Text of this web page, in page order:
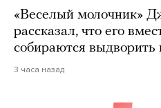
«Веселый молочник»
рассказал, что его
собираются выдворить
3 часа назад